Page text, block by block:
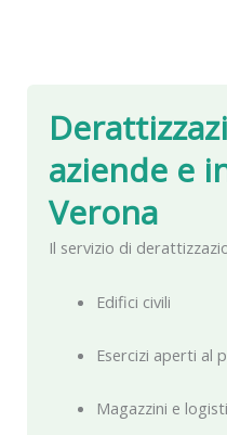
aziende e
Verona
Il servizio di
Edifici civili
Esercizi aperti al
Magazzini e